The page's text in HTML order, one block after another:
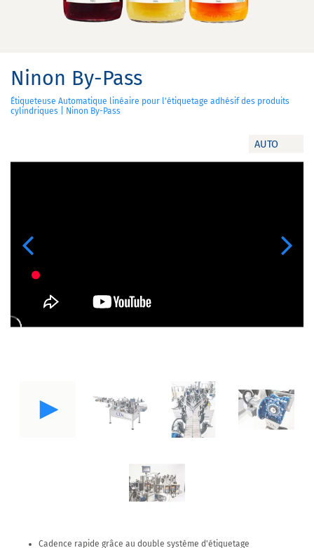
AUTO
Previous Next
Ninon By-Pass
Étiqueteuse Automatique linéaire pour l'étiquetage adhésif des produits
cylindriques | Ninon By-Pass
Cadence rapide grâce au double système d'étiquetage